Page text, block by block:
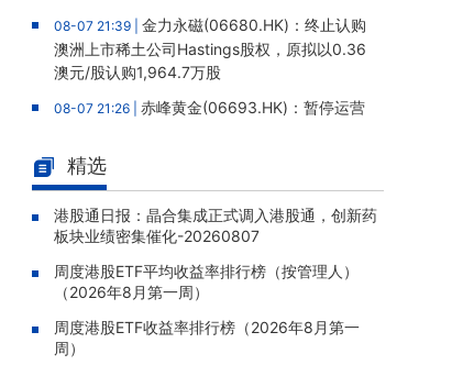
08-07 21:39 | 金力永磁(06680.HK)：终止认购
澳洲上市稀土公司Hastings股权，原拟以0.36
澳元/股认购1,964.7万股
08-07 21:26 | 赤峰黄金(06693.HK)：暂停运营
人民币5,406万元
08-07 20:07 |灵宝黄金(03330.HK)：新疆哈巴
河勘查取得重大进展，保有金金属量由13.20吨
跃升至53.94吨
08-07 20:04 |迅策(03317.HK)：与天合算力订
立战略合作备忘，共探能源垂类大模型与Toke
n工厂商业化
08-07 20:02 |
精选
港股通日报：晶合集成正式调入港股通，创新药
板块业绩密集催化-20260807
周度港股ETF平均收益率排行榜（按管理人）
（2026年8月第一周）
周度港股ETF收益率排行榜（2026年8月第一
周）